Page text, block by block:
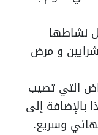
نشاطها
و مرض
التي تصيب
بالإضافة إلى
وسريع.